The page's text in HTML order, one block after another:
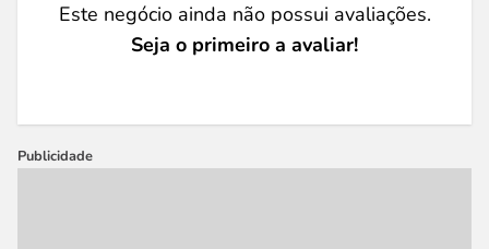
Este negócio ainda não possui avaliações.
Seja o primeiro a avaliar!
Publicidade